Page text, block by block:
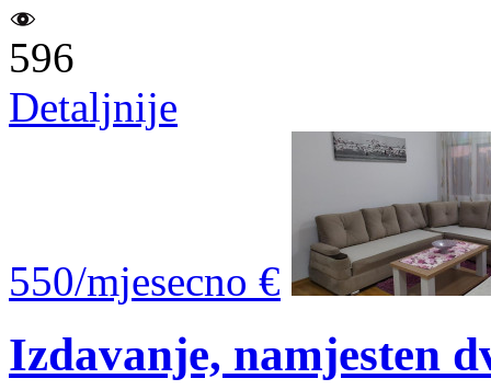
596
Detaljnije
550/mjesecno €
Izdavanje, namjesten